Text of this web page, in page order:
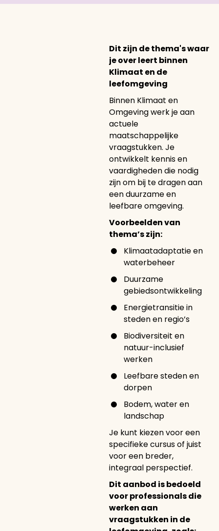
Dit zijn de thema's waar
je over leert binnen
Klimaat en de
leefomgeving
Binnen Klimaat en
Omgeving werk je aan
actuele
maatschappelijke
vraagstukken. Je
ontwikkelt kennis en
vaardigheden die nodig
zijn om bij te dragen aan
een duurzame en
leefbare omgeving.
Voorbeelden van
thema’s zijn:
Klimaatadaptatie en
waterbeheer
Duurzame
gebiedsontwikkeling
Energietransitie in
steden en regio’s
Biodiversiteit en
natuur-inclusief
werken
Leefbare steden en
dorpen
Bodem, water en
landschap
Je kunt kiezen voor een
specifieke cursus of juist
voor een breder,
integraal perspectief.
Dit aanbod is bedoeld
voor professionals die
werken aan
vraagstukken in de